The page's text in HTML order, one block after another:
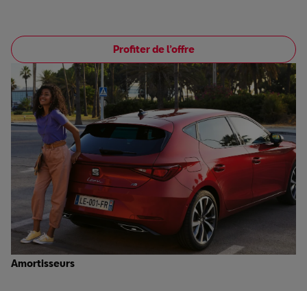
Profiter de l’offre
Amortisseurs